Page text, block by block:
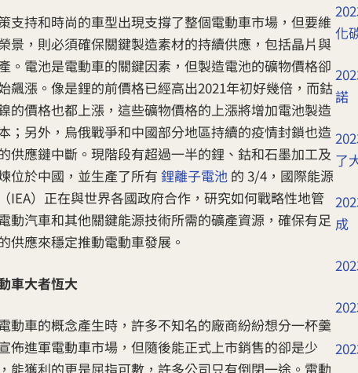
支持和時尚的車型出現支撐了整個電動車市場，但要維
景，則必須確保關鍵製造素材的持續供應，包括晶片與
。電池是電動車的關鍵因素，但製造電池的礦物價格卻
飆漲。像是鋰的前價格已經高出2021年初好幾倍，而鈷
的價格也都上漲，這些礦物價格的上漲將增加電池製造
；另外，烏俄戰爭和中國部分地區持續的疫情封鎖也造
供應鏈中斷。現階段有超過一半的鋰、鈷和石墨加工及
位於中國，並生產了所有鋰離子電池 的 3/4，國際能源
IEA）正在與世界各國政府合作，研究如何戰略性地管
動汽車和其他關鍵能源技術所需的礦產資源，確保有足
供應來穩定推動電動車發展。
車大者恆大
動車的概念產生時，許多不知名的廠商紛紛想分一杯羹
佈進軍電動車市場，但隨後能正式上市銷售的卻是少
能獲利的更是屈指可數，許多公司只有倒閉一途。電動
化
諾
了
成